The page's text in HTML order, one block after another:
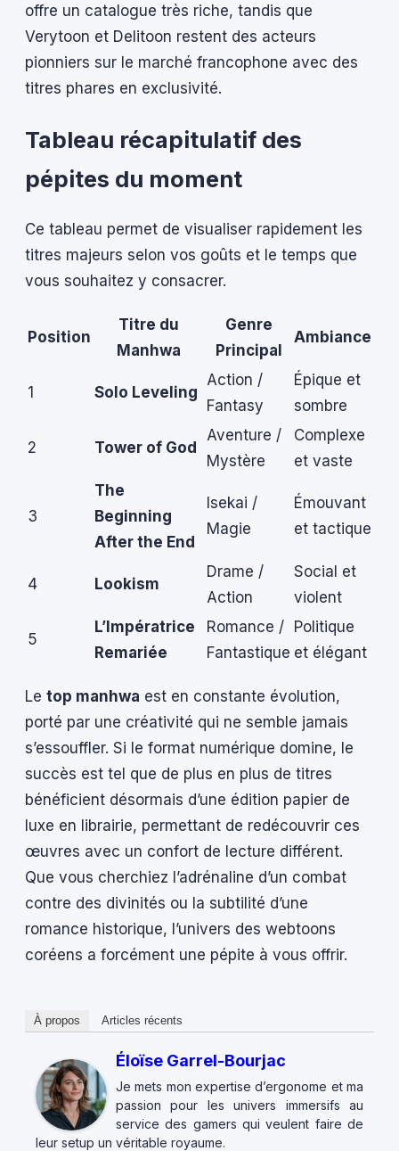
offre un catalogue très riche, tandis que
Verytoon et Delitoon restent des acteurs
pionniers sur le marché francophone avec des
titres phares en exclusivité.
Tableau récapitulatif des
pépites du moment
Ce tableau permet de visualiser rapidement les
titres majeurs selon vos goûts et le temps que
vous souhaitez y consacrer.
Position
Titre du
Manhwa
Genre
Principal
Ambiance
1 Solo Leveling
Action /
Fantasy
Épique et
sombre
2 Tower of God
Aventure /
Mystère
Complexe
et vaste
3
The
Beginning
After the End
Isekai /
Magie
Émouvant
et tactique
4 Lookism
Drame /
Action
Social et
violent
5
L’Impératrice
Remariée
Romance /
Fantastique
Politique
et élégant
Le top manhwa est en constante évolution,
porté par une créativité qui ne semble jamais
s’essouffler. Si le format numérique domine, le
succès est tel que de plus en plus de titres
bénéficient désormais d’une édition papier de
luxe en librairie, permettant de redécouvrir ces
œuvres avec un confort de lecture différent.
Que vous cherchiez l’adrénaline d’un combat
contre des divinités ou la subtilité d’une
romance historique, l’univers des webtoons
coréens a forcément une pépite à vous offrir.
À propos Articles récents
Éloïse Garrel-Bourjac
Je mets mon expertise d’ergonome et ma
passion pour les univers immersifs au
service des gamers qui veulent faire de
leur setup un véritable royaume.